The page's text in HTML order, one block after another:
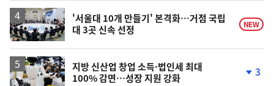
'서울대 10개 만들기' 본격화…거점 국립
대 3곳 신속 선정
NEW
지방 신산업 창업 소득·법인세 최대
100% 감면…성장 지원 강화
3